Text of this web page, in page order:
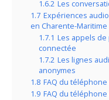
1.6.2 Les
1.7 Expériences
en Charente-Maritime
1.7.1 Les appels
connectée
1.7.2 Les lignes
anonymes
1.8 FAQ du
1.9 FAQ du